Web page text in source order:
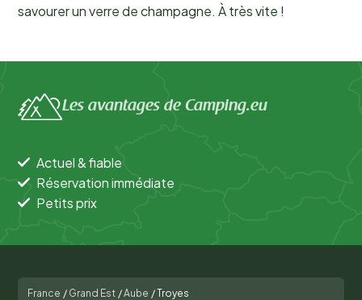
savourer un verre de champagne. À très vite !
Les avantages de Camping.eu
Actuel & fiable
Réservation immédiate
Petits prix
France / Grand Est /Aube /Troyes